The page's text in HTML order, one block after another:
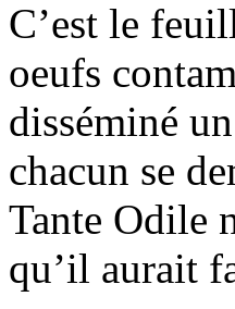
C’est le
oeufs
disséminé
chacun se
Tante Odile
qu’il aurait